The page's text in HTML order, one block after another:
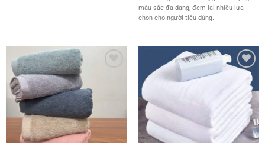
màu sắc đa dạng, đem lại nhiều lựa
chọn cho người tiêu dùng.
Add to
wishlist